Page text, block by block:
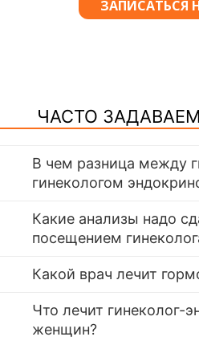
ЧАСТО
В чем разница между
гинекологом
Какие анализы надо
посещением
Какой врач лечит
Что лечит гинеколог-
женщин?